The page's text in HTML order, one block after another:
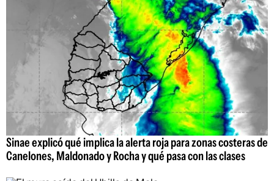
Sinae explicó qué implica la alerta roja para zonas costeras de
Canelones, Maldonado y Rocha y qué pasa con las clases